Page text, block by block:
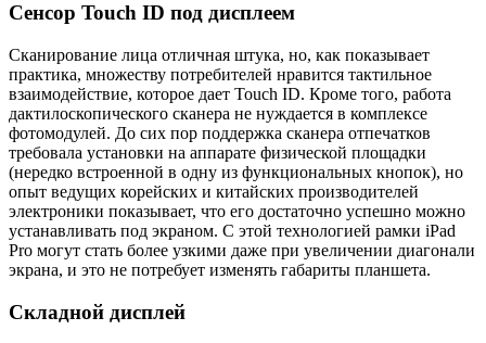
Сенсор Touch ID под дисплеем
Сканирование лица отличная штука, но, как показывает
практика, множеству потребителей нравится тактильное
взаимодействие, которое дает Touch ID. Кроме того, работа
дактилоскопического сканера не нуждается в комплексе
фотомодулей. До сих пор поддержка сканера отпечатков
требовала установки на аппарате физической площадки
(нередко встроенной в одну из функциональных кнопок), но
опыт ведущих корейских и китайских производителей
электроники показывает, что его достаточно успешно можно
устанавливать под экраном. С этой технологией рамки iPad
Pro могут стать более узкими даже при увеличении диагонали
экрана, и это не потребует изменять габариты планшета.
Складной дисплей